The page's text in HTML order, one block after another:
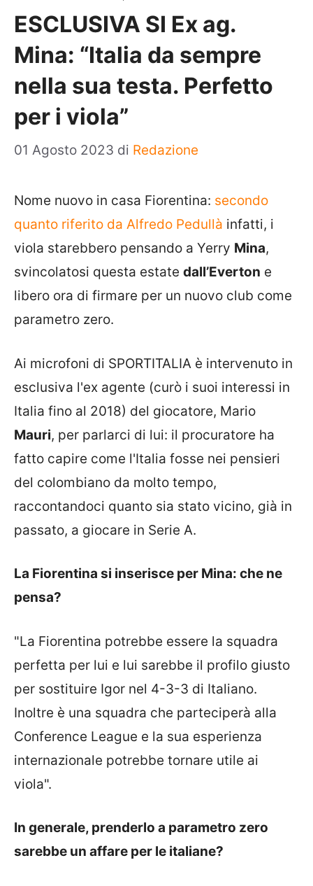
ESCLUSIVA SI Ex ag.
Mina: “Italia da sempre
nella sua testa. Perfetto
per i viola”
01 Agosto 2023 di Redazione
Nome nuovo in casa Fiorentina: secondo
quanto riferito da Alfredo Pedullà infatti, i
viola starebbero pensando a Yerry Mina,
svincolatosi questa estate dall’Everton e
libero ora di firmare per un nuovo club come
parametro zero.
Ai microfoni di SPORTITALIA è intervenuto in
esclusiva l'ex agente (curò i suoi interessi in
Italia fino al 2018) del giocatore, Mario
Mauri, per parlarci di lui: il procuratore ha
fatto capire come l'Italia fosse nei pensieri
del colombiano da molto tempo,
raccontandoci quanto sia stato vicino, già in
passato, a giocare in Serie A.
La Fiorentina si inserisce per Mina: che ne
pensa?
"La Fiorentina potrebbe essere la squadra
perfetta per lui e lui sarebbe il profilo giusto
per sostituire Igor nel 4-3-3 di Italiano.
Inoltre è una squadra che parteciperà alla
Conference League e la sua esperienza
internazionale potrebbe tornare utile ai
viola".
In generale, prenderlo a parametro zero
sarebbe un affare per le italiane?